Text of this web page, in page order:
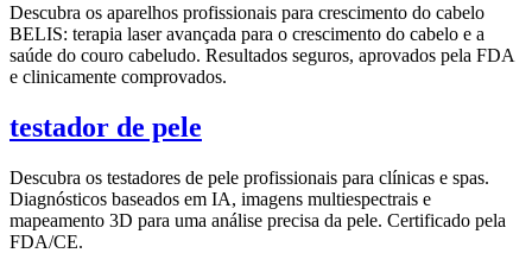
Descubra os aparelhos profissionais para crescimento do cabelo
BELIS: terapia laser avançada para o crescimento do cabelo e a
saúde do couro cabeludo. Resultados seguros, aprovados pela FDA
e clinicamente comprovados.
testador de pele
Descubra os testadores de pele profissionais para clínicas e spas.
Diagnósticos baseados em IA, imagens multiespectrais e
mapeamento 3D para uma análise precisa da pele. Certificado pela
FDA/CE.